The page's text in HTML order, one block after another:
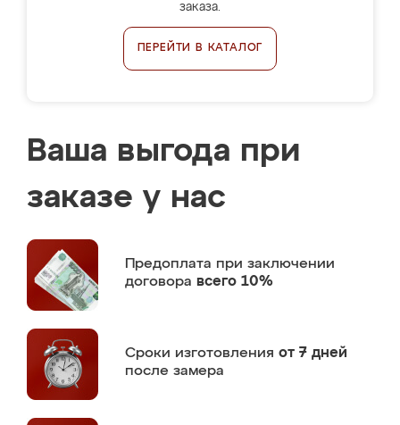
заказа.
ПЕРЕЙТИ В КАТАЛОГ
Ваша выгода при
заказе у нас
Предоплата при заключении
договора всего 10%
Сроки изготовления от 7 дней
после замера